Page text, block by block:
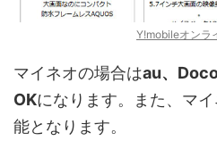
Y!mobileオンラ
マイネオの場合はau、
OKになります。また、マ
能となります。